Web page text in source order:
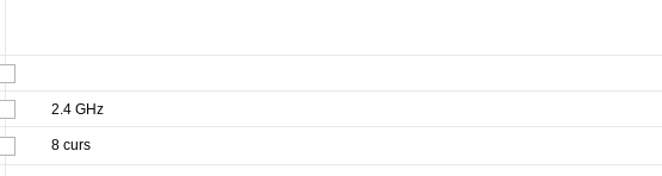
2.4 GHz
8 curs